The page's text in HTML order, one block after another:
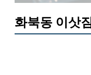
화북동 이삿